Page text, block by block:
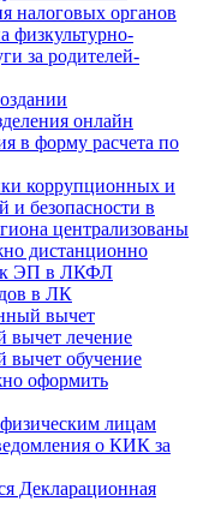
налоговых органов
физкультурно-
за родителей-
онлайн
в форму расчета по
коррупционных и
безопасности в
централизованы
дистанционно
ЭП в ЛКФЛ
в ЛК
вычет
вычет лечение
вычет обучение
оформить
лицам
о КИК за
Декларационная